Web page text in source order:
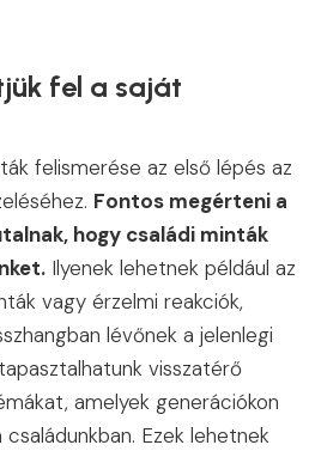
fel a saját
felismerése az első lépés az
Fontos megérteni a
hogy családi minták
Ilyenek lehetnek például az
vagy érzelmi reakciók,
lévőnek a jelenlegi
visszatérő
amelyek generációkon
Ezek lehetnek